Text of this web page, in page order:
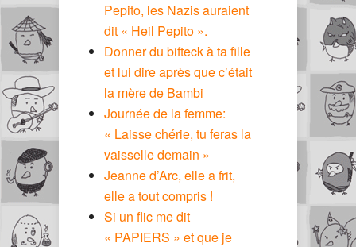
Pepito, les Nazis auraient
dit « Heil Pepito ».
Donner du bifteck à ta fille
et lui dire après que c’était
la mère de Bambi
Journée de la femme:
« Laisse chérie, tu feras la
vaisselle demain »
Jeanne d’Arc, elle a frit,
elle a tout compris !
Si un flic me dit
« PAPIERS » et que je